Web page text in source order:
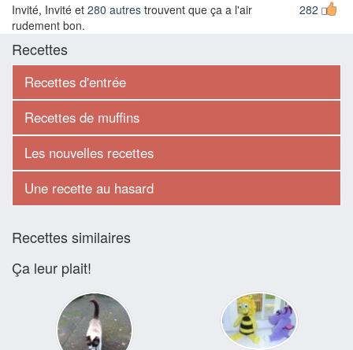
282
Invité, Invité et 280 autres trouvent que ça a l'air
rudement bon.
Recettes
Recettes d'entrée
Recettes de muffins
Les nouvelles recettes
Une recette au hasard
Recettes similaires
Ça leur plait!